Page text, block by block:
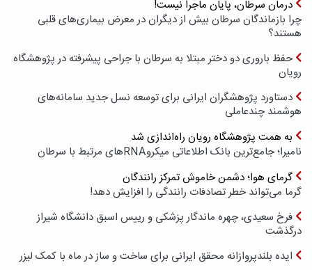
درمان سرطان، پایان ماجرا نیست!
چرا بازماندگان سرطان بیش از دیگران در معرض بیماری‌های قلبی
هستند؟
حفظ باروری دو دختر مبتلا به سرطان با جراحی پیشرفته در پژوهشگاه
رویان
دستاورد پژوهشگران ایرانی برای توسعه نسل جدید سامانه‌های
هوشمند چندعاملی
به همت پژوهشگاه رویان راه‌اندازی شد
نامیرا؛ جامع‌ترین بانک اطلاعاتی میکروRNAهای مرتبط با سرطان
گرمای هوا؛ دشمن خاموش تمرکز رانندگان
گرما می‌تواند خطر تصادفات رانندگی را افزایش دهد!
فرخ سعیدی، چهره ماندگار پزشکی و رییس اسبق دانشگاه شیراز
درگذشت
ایده بلندپروازانه محقق ایرانی برای ساخت و ساز در ماه با کمک لیزر